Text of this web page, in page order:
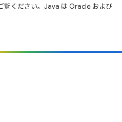
覧ください。Java は Oracle および